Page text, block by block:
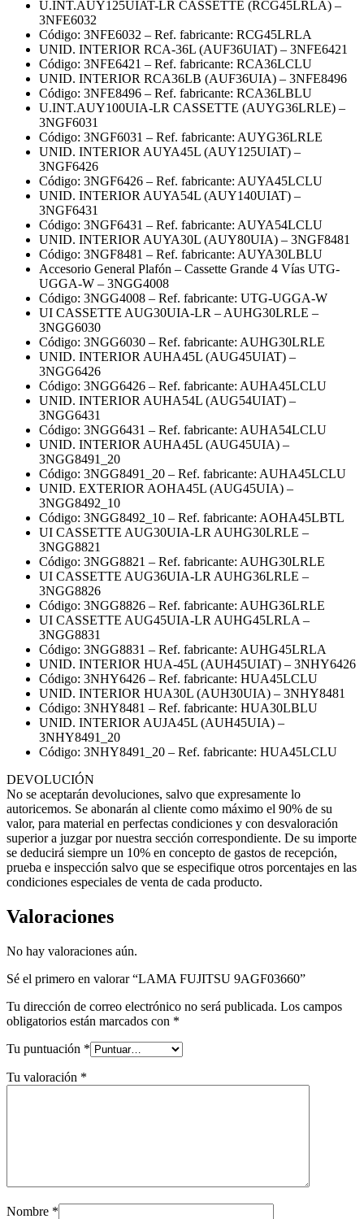
U.INT.AUY125UIAT-LR CASSETTE (RCG45LRLA) –
3NFE6032
Código: 3NFE6032 – Ref. fabricante: RCG45LRLA
UNID. INTERIOR RCA-36L (AUF36UIAT) – 3NFE6421
Código: 3NFE6421 – Ref. fabricante: RCA36LCLU
UNID. INTERIOR RCA36LB (AUF36UIA) – 3NFE8496
Código: 3NFE8496 – Ref. fabricante: RCA36LBLU
U.INT.AUY100UIA-LR CASSETTE (AUYG36LRLE) –
3NGF6031
Código: 3NGF6031 – Ref. fabricante: AUYG36LRLE
UNID. INTERIOR AUYA45L (AUY125UIAT) –
3NGF6426
Código: 3NGF6426 – Ref. fabricante: AUYA45LCLU
UNID. INTERIOR AUYA54L (AUY140UIAT) –
3NGF6431
Código: 3NGF6431 – Ref. fabricante: AUYA54LCLU
UNID. INTERIOR AUYA30L (AUY80UIA) – 3NGF8481
Código: 3NGF8481 – Ref. fabricante: AUYA30LBLU
Accesorio General Plafón – Cassette Grande 4 Vías UTG-
UGGA-W – 3NGG4008
Código: 3NGG4008 – Ref. fabricante: UTG-UGGA-W
UI CASSETTE AUG30UIA-LR – AUHG30LRLE –
3NGG6030
Código: 3NGG6030 – Ref. fabricante: AUHG30LRLE
UNID. INTERIOR AUHA45L (AUG45UIAT) –
3NGG6426
Código: 3NGG6426 – Ref. fabricante: AUHA45LCLU
UNID. INTERIOR AUHA54L (AUG54UIAT) –
3NGG6431
Código: 3NGG6431 – Ref. fabricante: AUHA54LCLU
UNID. INTERIOR AUHA45L (AUG45UIA) –
3NGG8491_20
Código: 3NGG8491_20 – Ref. fabricante: AUHA45LCLU
UNID. EXTERIOR AOHA45L (AUG45UIA) –
3NGG8492_10
Código: 3NGG8492_10 – Ref. fabricante: AOHA45LBTL
UI CASSETTE AUG30UIA-LR AUHG30LRLE –
3NGG8821
Código: 3NGG8821 – Ref. fabricante: AUHG30LRLE
UI CASSETTE AUG36UIA-LR AUHG36LRLE –
3NGG8826
Código: 3NGG8826 – Ref. fabricante: AUHG36LRLE
UI CASSETTE AUG45UIA-LR AUHG45LRLA –
3NGG8831
Código: 3NGG8831 – Ref. fabricante: AUHG45LRLA
UNID. INTERIOR HUA-45L (AUH45UIAT) – 3NHY6426
Código: 3NHY6426 – Ref. fabricante: HUA45LCLU
UNID. INTERIOR HUA30L (AUH30UIA) – 3NHY8481
Código: 3NHY8481 – Ref. fabricante: HUA30LBLU
UNID. INTERIOR AUJA45L (AUH45UIA) –
3NHY8491_20
Código: 3NHY8491_20 – Ref. fabricante: HUA45LCLU
DEVOLUCIÓN
No se aceptarán devoluciones, salvo que expresamente lo
autoricemos. Se abonarán al cliente como máximo el 90% de su
valor, para material en perfectas condiciones y con desvaloración
superior a juzgar por nuestra sección correspondiente. De su importe
se deducirá siempre un 10% en concepto de gastos de recepción,
prueba e inspección salvo que se especifique otros porcentajes en las
condiciones especiales de venta de cada producto.
Valoraciones
No hay valoraciones aún.
Sé el primero en valorar “LAMA FUJITSU 9AGF03660”
Tu dirección de correo electrónico no será publicada. Los campos
obligatorios están marcados con *
Tu puntuación *
Tu valoración *
Nombre *